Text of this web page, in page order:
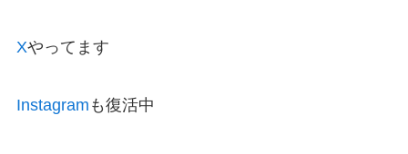
Xやってます
Instagram も復活中